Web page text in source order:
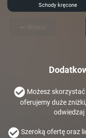
Schody kręcone
Możesz
oferujemy duże
Szeroką ofertę oraz